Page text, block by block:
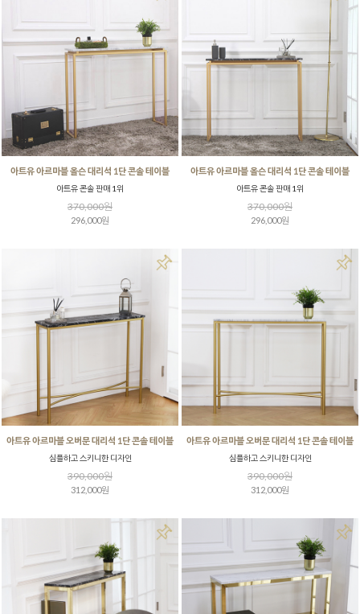
아트유 아르마블 올슨 대리석 1단 콘솔 테이블
아트유 콘솔 판매 1위
370,000원
296,000원
아트유 아르마블 올슨 대리석 1단 콘솔 테이블
아트유 콘솔 판매 1위
370,000원
296,000원
아트유 아르마블 오버문 대리석 1단 콘솔 테이블
심플하고 스키니한 디자인
390,000원
312,000원
아트유 아르마블 오버문 대리석 1단 콘솔 테이블
심플하고 스키니한 디자인
390,000원
312,000원